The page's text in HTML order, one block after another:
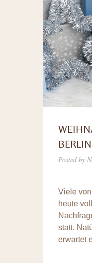
BERLIN
Posted by
Viele
heute
statt.
erwartet